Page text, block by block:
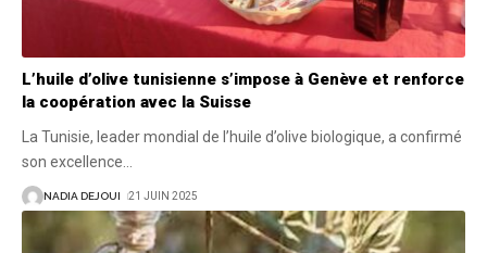
L’huile d’olive tunisienne s’impose à Genève et renforce
la coopération avec la Suisse
La Tunisie, leader mondial de l’huile d’olive biologique, a confirmé
son excellence
NADIA DEJOUI 21 JUIN 2025